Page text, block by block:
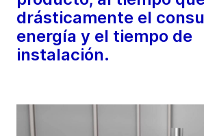
drásticamente el
energía y el tiempo de
instalación.